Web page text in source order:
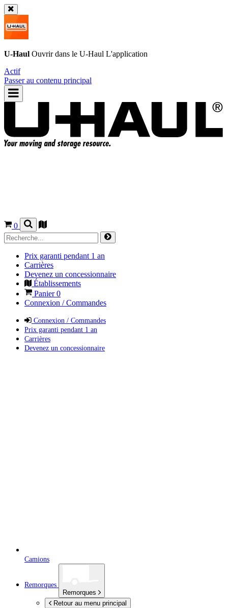
U-Haul Ouvrir dans le U-Haul L'application
Actif
Passer au contenu principal
0
Prix garanti pendant 1 an
Carrières
Devenez un concessionnaire
Établissements
Panier0
Connexion / Commandes
Connexion / Commandes
Prix garanti pendant 1 an
Carrières
Devenez un concessionnaire
Camions
Remorques
Remorques
Retour au menu principal